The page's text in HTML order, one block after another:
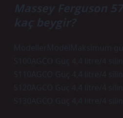
Massey Ferguson
kaç beygir?
ModellerModelMaksimum
S100AGCO Güç 4,4 litre/4
S110AGCO Güç 4,4 litre/4
S120AGCO Güç 4,4 litre/4
S130AGCO Güç 4,4 litre/4